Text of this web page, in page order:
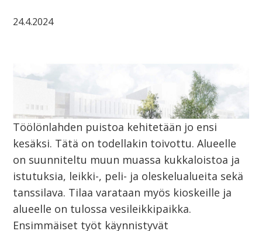
24.4.2024
Töölönlahden puistoa kehitetään jo ensi
kesäksi. Tätä on todellakin toivottu. Alueelle
on suunniteltu muun muassa kukkaloistoa ja
istutuksia, leikki-, peli- ja oleskelualueita sekä
tanssilava. Tilaa varataan myös kioskeille ja
alueelle on tulossa vesileikkipaikka.
Ensimmäiset työt käynnistyvät